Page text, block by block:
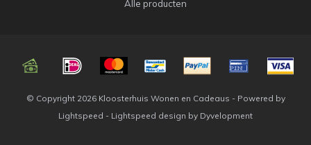
Alle producten
© Copyright 2026 Kloosterhuis Wonen en Cadeaus - Powered by
Lightspeed - Lightspeed design by Dyvelopment